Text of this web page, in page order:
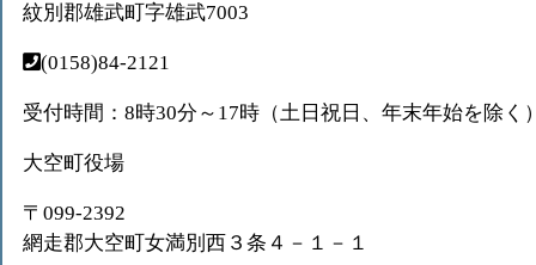
紋別郡雄武町字雄武7003
(0158)84-2121
受付時間：8時30分～17時（土日祝日、年末年始を除く
大空町役場
〒099-2392
網走郡大空町女満別西３条４－１－１